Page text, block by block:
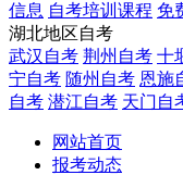
信息 自考培训课程 免
湖北地区自考
武汉自考 荆州自考 十
宁自考 随州自考 恩施
自考 潜江自考 天门自
网站首页
报考动态